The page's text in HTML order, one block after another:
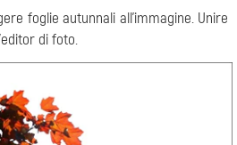
foglie autunnali all'immagine. Unire
di foto.